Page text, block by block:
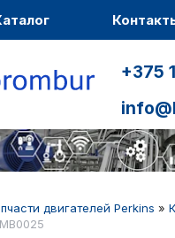
+375
двигателей Perkins »